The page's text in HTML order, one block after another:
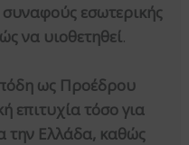
συναφούς εσωτερικής
να υιοθετηθεί.
ως Προέδρου
επιτυχία τόσο για
την Ελλάδα, καθώς